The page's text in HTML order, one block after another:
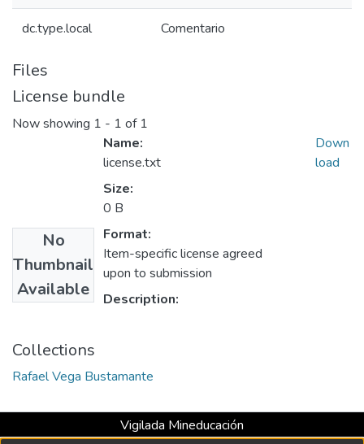
dc.type.local Comentario
Files
License bundle
Now showing 1 - 1 of 1
No
Thumbnail
Available
Name:
license.txt
Size:
0 B
Format:
Item-specific license agreed
upon to submission
Description:
Down
load
Collections
Rafael Vega Bustamante
Vigilada Mineducación